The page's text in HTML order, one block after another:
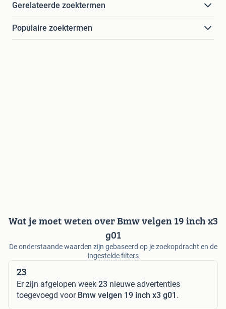
Gerelateerde zoektermen
Populaire zoektermen
Wat je moet weten over Bmw velgen 19 inch x3
g01
De onderstaande waarden zijn gebaseerd op je zoekopdracht en de
ingestelde filters
23
Er zijn afgelopen week 23 nieuwe advertenties
toegevoegd voor Bmw velgen 19 inch x3 g01 .